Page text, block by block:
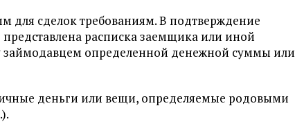
для сделок требованиям. В подтверждение
расписка заемщика или иной
определенной денежной суммы или
деньги или вещи, определяемые родовыми